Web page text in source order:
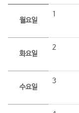
월요일
1
화요일
2
수요일
3